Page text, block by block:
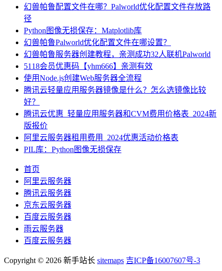
幻兽帕鲁配置文件在哪？Palworld优化配置文件存放路
径
Python图像无损保存：Matplotlib库
幻兽帕鲁Palworld优化配置文件在哪设置？
幻兽帕鲁服务器创建教程，亲测成功32人联机Palworld
5118会员优惠码【yhm666】亲测有效
使用Node.js创建Web服务器全流程
腾讯云轻量应用服务器镜像是什么？怎么选镜像比较
好？
腾讯云优惠_轻量应用服务器和CVM费用价格表_2024新
版报价
阿里云服务器租用费用_2024优惠活动价格表
PIL库：Python图像无损保存
首页
阿里云服务器
腾讯云服务器
京东云服务器
百度云服务器
雨云服务器
百度云服务器
Copyright © 2026 新手站长 sitemaps 吉ICP备16007607号-3